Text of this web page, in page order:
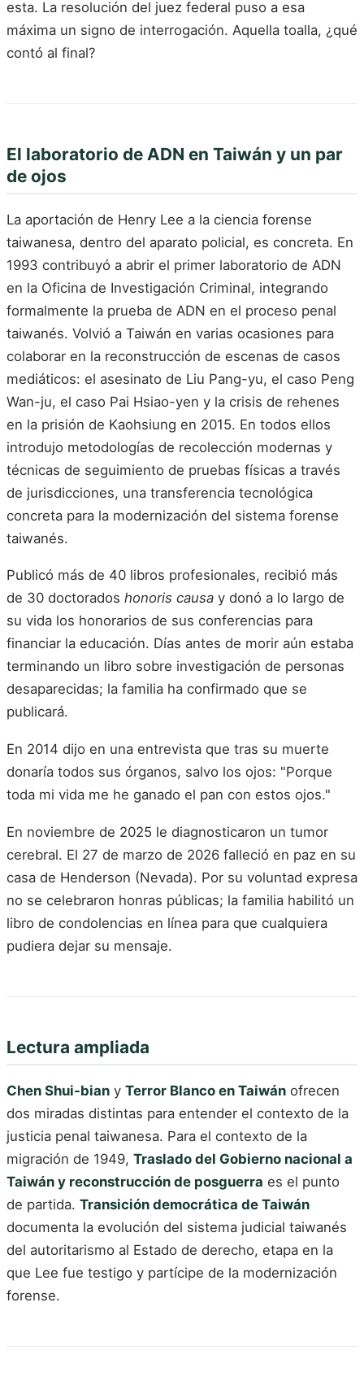
esta. La resolución del juez federal puso a esa
máxima un signo de interrogación. Aquella toalla, ¿qué
contó al final?
El laboratorio de ADN en Taiwán y un par
de ojos
La aportación de Henry Lee a la ciencia forense
taiwanesa, dentro del aparato policial, es concreta. En
1993 contribuyó a abrir el primer laboratorio de ADN
en la Oficina de Investigación Criminal, integrando
formalmente la prueba de ADN en el proceso penal
taiwanés. Volvió a Taiwán en varias ocasiones para
colaborar en la reconstrucción de escenas de casos
mediáticos: el asesinato de Liu Pang-yu, el caso Peng
Wan-ju, el caso Pai Hsiao-yen y la crisis de rehenes
en la prisión de Kaohsiung en 2015. En todos ellos
introdujo metodologías de recolección modernas y
técnicas de seguimiento de pruebas físicas a través
de jurisdicciones, una transferencia tecnológica
concreta para la modernización del sistema forense
taiwanés.
Publicó más de 40 libros profesionales, recibió más
de 30 doctorados honoris causa y donó a lo largo de
su vida los honorarios de sus conferencias para
financiar la educación. Días antes de morir aún estaba
terminando un libro sobre investigación de personas
desaparecidas; la familia ha confirmado que se
publicará.
En 2014 dijo en una entrevista que tras su muerte
donaría todos sus órganos, salvo los ojos: "Porque
toda mi vida me he ganado el pan con estos ojos."
En noviembre de 2025 le diagnosticaron un tumor
cerebral. El 27 de marzo de 2026 falleció en paz en su
casa de Henderson (Nevada). Por su voluntad expresa
no se celebraron honras públicas; la familia habilitó un
libro de condolencias en línea para que cualquiera
pudiera dejar su mensaje.
Lectura ampliada
Chen Shui-bian y Terror Blanco en Taiwán ofrecen
dos miradas distintas para entender el contexto de la
justicia penal taiwanesa. Para el contexto de la
migración de 1949, Traslado del Gobierno nacional a
Taiwán y reconstrucción de posguerra es el punto
de partida. Transición democrática de Taiwán
documenta la evolución del sistema judicial taiwanés
del autoritarismo al Estado de derecho, etapa en la
que Lee fue testigo y partícipe de la modernización
forense.